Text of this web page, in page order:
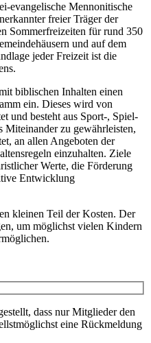
evangelische Mennonitische
freier Träger der
Sommerfreizeiten für rund 350
und auf dem
jeder Freizeit ist die
biblischen Inhalten einen
ein. Dieses wird von
und besteht aus Sport-, Spiel-
Miteinander zu gewährleisten,
an allen Angeboten der
einzuhalten. Ziele
Werte, die Förderung
Entwicklung
kleinen Teil der Kosten. Der
um möglichst vielen Kindern
dass nur Mitglieder den
eine Rückmeldung